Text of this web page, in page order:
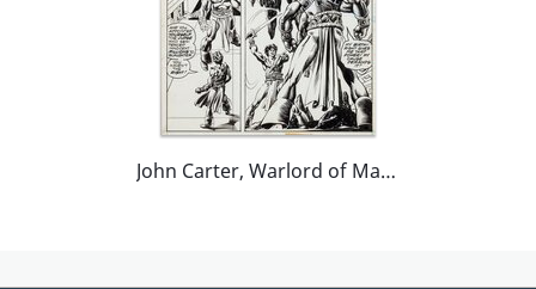
John Carter, Warlord of Mars - #10 p.9